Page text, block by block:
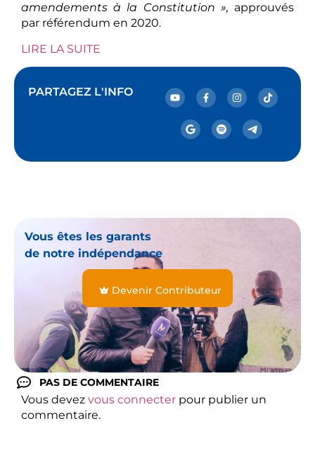
amendements à la Constitution », approuvés
par référendum en 2020.
LIRE LA SUITE
PARTAGEZ L'INFO
Vous êtes les garants
de notre indépendance
Devenir Contributeur
PAS DE COMMENTAIRE
Vous devez vous connecter pour publier un
commentaire.